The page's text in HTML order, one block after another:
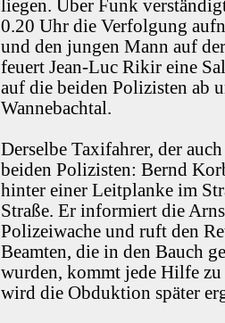
liegen. Über Funk
0.20 Uhr die Verfolgung
und den jungen Mann auf
feuert Jean-Luc Rikir eine
auf die beiden Polizisten ab
Wannebachtal.
Derselbe Taxifahrer, der
beiden Polizisten: Bernd
hinter einer Leitplanke im
Straße. Er informiert die
Polizeiwache und ruft den
Beamten, die in den Bauch
wurden, kommt jede Hilfe
wird die Obduktion später